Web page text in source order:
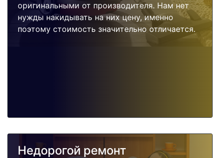
оригинальными от производителя. Нам нет
нужды накидывать на них цену, именно
поэтому стоимость значительно отличается.
Недорогой ремонт